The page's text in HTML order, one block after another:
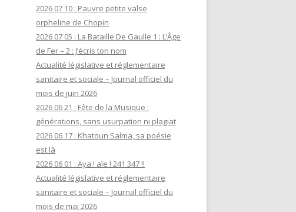
2026 07 10 : Pauvre petite valse
orpheline de Chopin
2026 07 05 : La Bataille De Gaulle 1 : L’Âge
de Fer – 2 : J’écris ton nom
Actualité législative et réglementaire
sanitaire et sociale – Journal officiel du
mois de juin 2026
2026 06 21 : Fête de la Musique :
générations, sans usurpation ni plagiat
2026 06 17 : Khatoun Salma, sa poésie
est là
2026 06 01 : Aya ! aïe ! 241 347 !!
Actualité législative et réglementaire
sanitaire et sociale – Journal officiel du
mois de mai 2026